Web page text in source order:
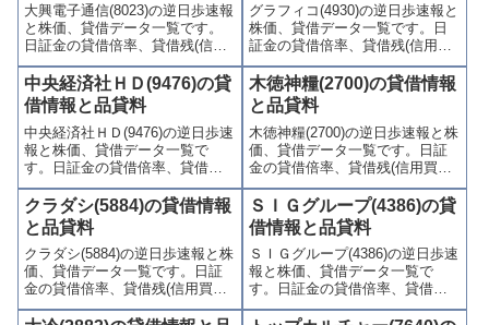
大興電子通信(8023)の逆日歩速報
と株価、貸借データ一覧です。
日証金の貸借倍率、貸借残(信用
買残、信用売残)、品貸料(逆日
歩)、東証の週末残高、規制(注意
喚起・申込停止)など、空売り関
連情報を集計し、図解でわかり
やすくまとめて掲載していま
す。
グラフィコ(4930)の逆日歩速報と
株価、貸借データ一覧です。日
証金の貸借倍率、貸借残(信用買
残、信用売残)、品貸料(逆日
歩)、東証の週末残高、規制(注意
喚起・申込停止)など、空売り関
連情報を集計し、図解でわかり
やすくまとめて掲載していま
す。
中央経済社ＨＤ(9476)の貸
借情報と品貸料
中央経済社ＨＤ(9476)の逆日歩速
報と株価、貸借データ一覧で
す。日証金の貸借倍率、貸借残
(信用買残、信用売残)、品貸料
(逆日歩)、東証の週末残高、規制
(注意喚起・申込停止)など、空売
り関連情報を集計し、図解でわ
かりやすくまとめて掲載してい
ます。
木徳神糧(2700)の貸借情報
と品貸料
木徳神糧(2700)の逆日歩速報と株
価、貸借データ一覧です。日証
金の貸借倍率、貸借残(信用買
残、信用売残)、品貸料(逆日
歩)、東証の週末残高、規制(注意
喚起・申込停止)など、空売り関
連情報を集計し、図解でわかり
やすくまとめて掲載していま
す。
クラダシ(5884)の貸借情報
と品貸料
クラダシ(5884)の逆日歩速報と株
価、貸借データ一覧です。日証
金の貸借倍率、貸借残(信用買
残、信用売残)、品貸料(逆日
ＳＩＧグループ(4386)の貸
借情報と品貸料
ＳＩＧグループ(4386)の逆日歩速
報と株価、貸借データ一覧で
す。日証金の貸借倍率、貸借残
(信用買残、信用売残)、品貸料